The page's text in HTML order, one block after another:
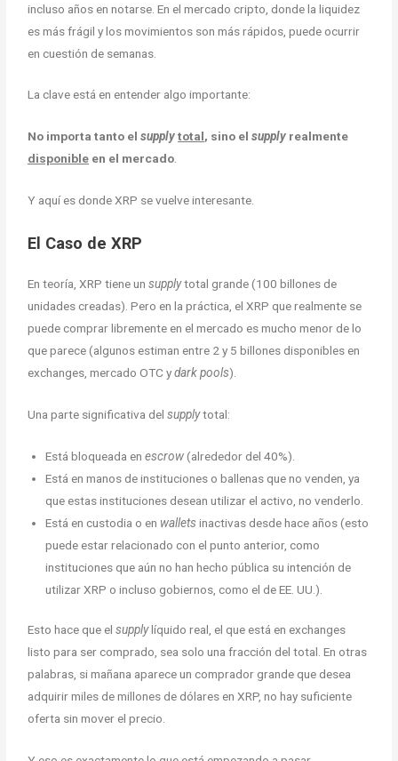
incluso años en notarse. En el mercado cripto, donde la liquidez
es más frágil y los movimientos son más rápidos, puede ocurrir
en cuestión de semanas.
La clave está en entender algo importante:
No importa tanto elsupplytotal, sino elsupply realmente
disponible en el mercado.
Y aquí es donde XRP se vuelve interesante.
El Caso de XRP
En teoría, XRP tiene unsupplytotal grande (100 billones de
unidades creadas). Pero en la práctica, el XRP que realmente se
puede comprar libremente en el mercado es mucho menor de lo
que parece (algunos estiman entre 2 y 5 billones disponibles en
exchanges, mercado OTC ydark pools).
Una parte significativa delsupplytotal:
Está bloqueada enescrow(alrededor del 40%).
Está en manos de instituciones o ballenas que no venden, ya
que estas instituciones desean utilizar el activo, no venderlo.
Está en custodia o en wallets inactivas desde hace años (esto
puede estar relacionado con el punto anterior, como
instituciones que aún no han hecho pública su intención de
utilizar XRP o incluso gobiernos, como el de EE. UU.).
Esto hace que elsupplylíquido real, el que está en exchanges
listo para ser comprado, sea solo una fracción del total. En otras
palabras, si mañana aparece un comprador grande que desea
adquirir miles de millones de dólares en XRP, no hay suficiente
oferta sin mover el precio.